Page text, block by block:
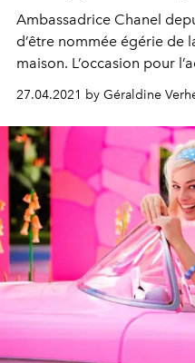
Ambassadrice Chanel
d’être nommée égérie de
maison. L’occasion pour
au jeu de l’interview, et
personnelle d'une
27.04.2021 by Géraldine